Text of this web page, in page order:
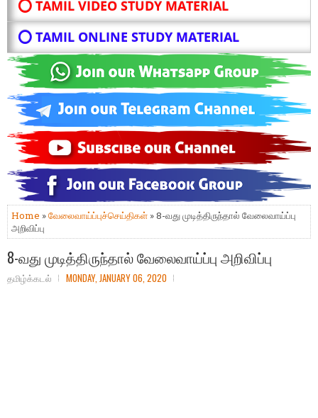
⭕ TAMIL VIDEO STUDY MATERIAL
⭕ TAMIL ONLINE STUDY MATERIAL
Home »வேலைவாய்ப்புச்செய்திகள் » 8-வது முடித்திருந்தால் வேலைவாய்ப்பு
அறிவிப்பு
8-வது முடித்திருந்தால் வேலைவாய்ப்பு அறிவிப்பு
தமிழ்க்கடல் MONDAY, JANUARY 06, 2020